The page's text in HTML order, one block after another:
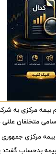
بیمه مرکزی به
متخلفان
مرکزی جمهوری
بیمه بدحساب